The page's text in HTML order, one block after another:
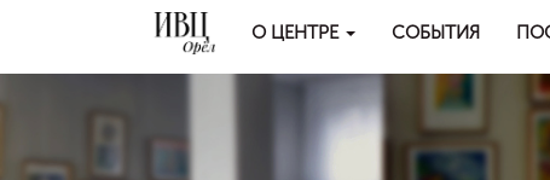
О ЦЕНТРЕ СОБЫТИЯ